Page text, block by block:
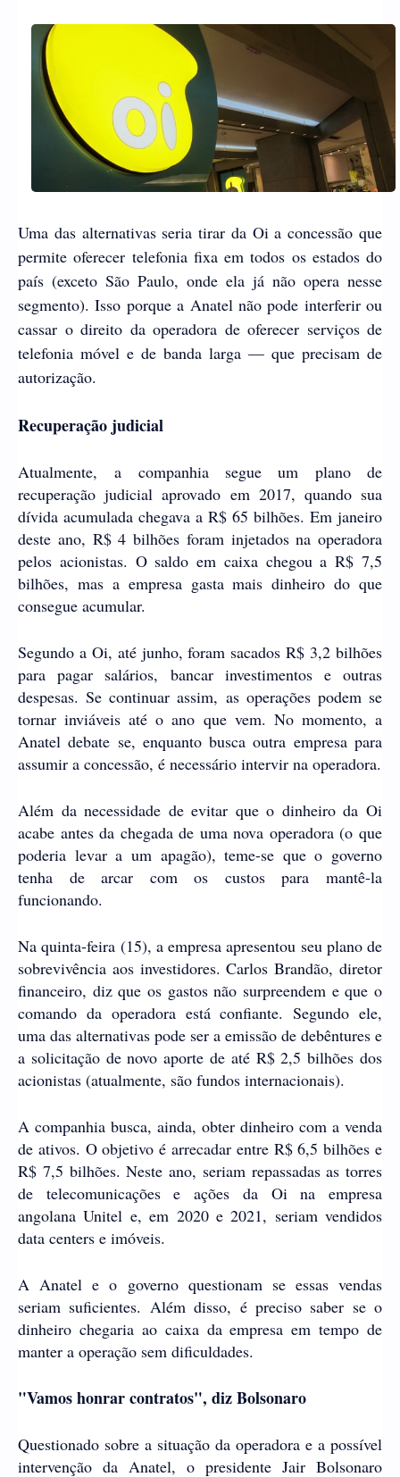
Uma das alternativas seria tirar da Oi a concessão que
permite oferecer telefonia fixa em todos os estados do
país (exceto São Paulo, onde ela já não opera nesse
segmento). Isso porque a Anatel não pode interferir ou
cassar o direito da operadora de oferecer serviços de
telefonia móvel e de banda larga — que precisam de
autorização.
Recuperação judicial
Atualmente, a companhia segue um plano de
recuperação judicial aprovado em 2017, quando sua
dívida acumulada chegava a R$ 65 bilhões. Em janeiro
deste ano, R$ 4 bilhões foram injetados na operadora
pelos acionistas. O saldo em caixa chegou a R$ 7,5
bilhões, mas a empresa gasta mais dinheiro do que
consegue acumular.
Segundo a Oi, até junho, foram sacados R$ 3,2 bilhões
para pagar salários, bancar investimentos e outras
despesas. Se continuar assim, as operações podem se
tornar inviáveis até o ano que vem. No momento, a
Anatel debate se, enquanto busca outra empresa para
assumir a concessão, é necessário intervir na operadora.
Além da necessidade de evitar que o dinheiro da Oi
acabe antes da chegada de uma nova operadora (o que
poderia levar a um apagão), teme-se que o governo
tenha de arcar com os custos para mantê-la
funcionando.
Na quinta-feira (15), a empresa apresentou seu plano de
sobrevivência aos investidores. Carlos Brandão, diretor
financeiro, diz que os gastos não surpreendem e que o
comando da operadora está confiante. Segundo ele,
uma das alternativas pode ser a emissão de debêntures e
a solicitação de novo aporte de até R$ 2,5 bilhões dos
acionistas (atualmente, são fundos internacionais).
A companhia busca, ainda, obter dinheiro com a venda
de ativos. O objetivo é arrecadar entre R$ 6,5 bilhões e
R$ 7,5 bilhões. Neste ano, seriam repassadas as torres
de telecomunicações e ações da Oi na empresa
angolana Unitel e, em 2020 e 2021, seriam vendidos
data centers e imóveis.
A Anatel e o governo questionam se essas vendas
seriam suficientes. Além disso, é preciso saber se o
dinheiro chegaria ao caixa da empresa em tempo de
manter a operação sem dificuldades.
"Vamos honrar contratos", diz Bolsonaro
Questionado sobre a situação da operadora e a possível
intervenção da Anatel, o presidente Jair Bolsonaro